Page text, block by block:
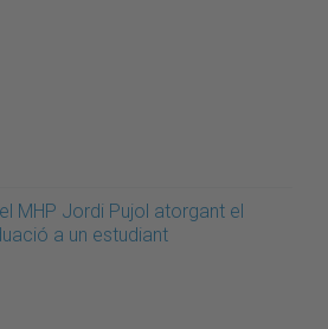
MHP Jordi Pujol atorgant el
a un estudiant